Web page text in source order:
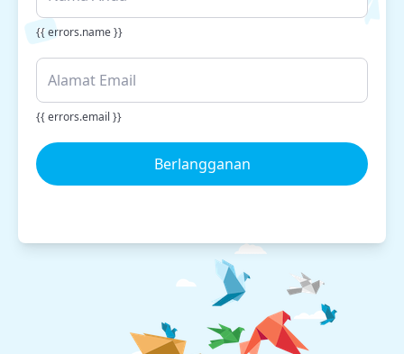
{{ errors.name }}
{{ errors.email }}
Berlangganan